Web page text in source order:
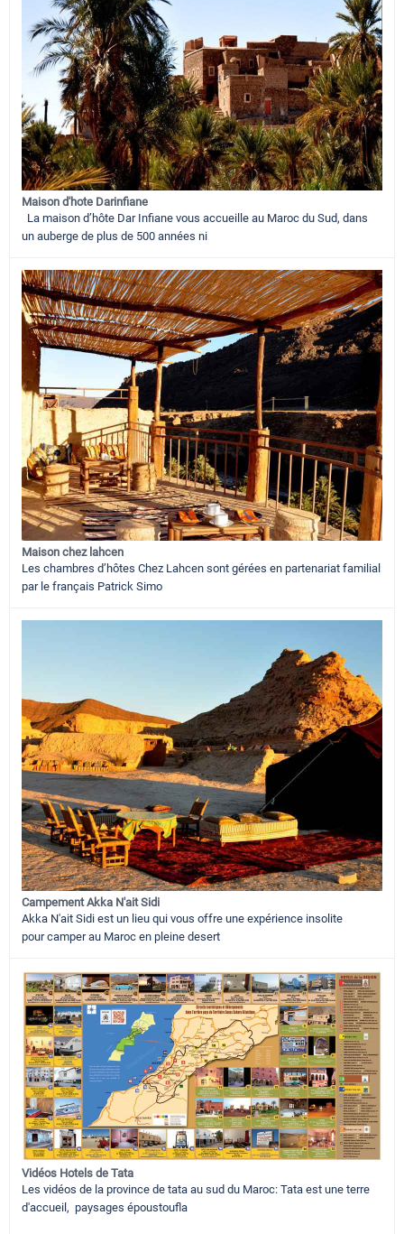
Maison d'hote Darinfiane
La maison d’hôte Dar Infiane vous accueille au Maroc du Sud, dans
un auberge de plus de 500 années ni
Maison chez lahcen
Les chambres d’hôtes Chez Lahcen sont gérées en partenariat familial
par le français Patrick Simo
Campement Akka N'ait Sidi
Akka N'ait Sidi est un lieu qui vous offre une expérience insolite
pour camper au Maroc en pleine desert
Vidéos Hotels de Tata
Les vidéos de la province de tata au sud du Maroc: Tata est une terre
d'accueil, paysages époustoufla